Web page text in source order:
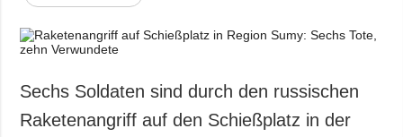
Politik
Wirtschaft
Gesellschaft und
Kultur
und zum Schutz
Sechs Soldaten sind durch den russischen
Raketenangriff auf den Schießplatz in der